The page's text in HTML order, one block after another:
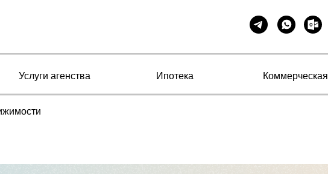
Услуги агенства Ипотека Коммерческая